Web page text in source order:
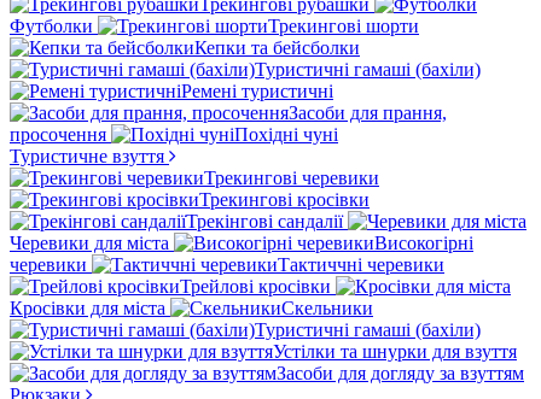
Трекингові рубашки
Футболки
Трекингові шорти
Кепки та бейсболки
Туристичні гамаші (бахіли)
Ремені туристичні
Засоби для прання,
просочення
Похідні чуні
Туристичне взуття
Трекингові черевики
Трекингові кросівки
Трекінгові сандалії
Черевики для міста
Високогірні
черевики
Тактиччні черевики
Трейлові кросівки
Кросівки для міста
Скельники
Туристичні гамаші (бахіли)
Устілки та шнурки для взуття
Засоби для догляду за взуттям
Рюкзаки